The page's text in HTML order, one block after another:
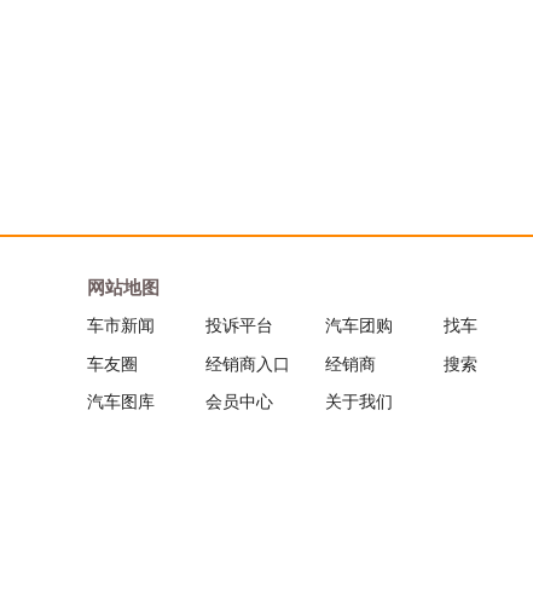
网站地图
车市新闻 投诉平台 汽车团购
找车
车友圈
经销商入口 经销商
搜索
汽车图库
会员中心 关于我们